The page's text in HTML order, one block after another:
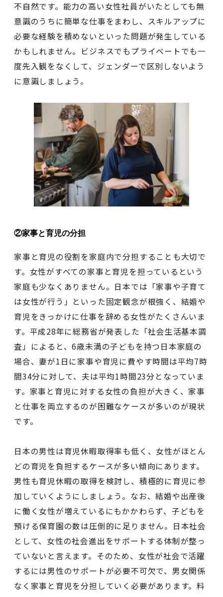
不自然です。能力の高い女性社員がいたとしても無
意識のうちに簡単な仕事をまわし、スキルアップに
必要な経験を積めないといった問題が発生している
かもしれません。ビジネスでもプライベートでも一
度先入観をなくして、ジェンダーで区別しないよう
に意識しましょう。
②家事と育児の分担
家事と育児の役割を家庭内で分担することも大切で
す。女性がすべての家事と育児を担っているという
家庭も少なくありません。日本では「家事や子育て
は女性が行う」といった固定観念が根強く、結婚や
育児をきっかけに仕事を辞める女性がたくさんいま
す。平成28年に総務省が発表した「社会生活基本調
査」によると、6歳未満の子どもを持つ日本家庭の
場合、妻が1日に家事や育児に費やす時間は平均7時
間34分に対して、夫は平均1時間23分となっていま
す。家事と育児に対する女性の負担が大きく、家事
と仕事を両立するのが困難なケースが多いのが現状
です。
日本の男性は育児休暇取得率も低く、女性がほとん
どの育児を負担するケースが多い傾向にあります。
男性も育児休暇の取得を検討し、積極的に育児に参
加していくようにしましょう。なお、結婚や出産後
に働く女性が増えているにもかかわらず、子どもを
預ける保育園の数は圧倒的に足りません。日本社会
として、女性の社会進出をサポートする体制が整っ
ていないと言えます。そのため、女性が社会で活躍
するには男性のサポートが必要不可欠で、男女関係
なく家事と育児を分担していく必要があります。料